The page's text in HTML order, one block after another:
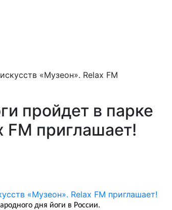
«Музеон». Relax FM
пройдет в парке
FM приглашает!
дня йоги в России.